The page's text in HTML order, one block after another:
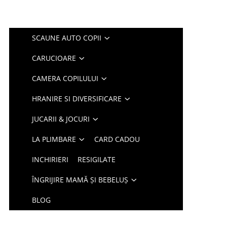
SCAUNE AUTO COPII
CARUCIOARE
CAMERA COPILULUI
HRANIRE SI DIVERSIFICARE
JUCARII & JOCURI
LA PLIMBARE CARD CADOU
INCHIRIERI RESIGILATE
ÎNGRIJIRE MAMĂ ȘI BEBELUȘ
BLOG